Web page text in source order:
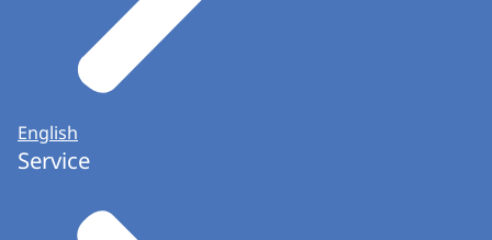
English
Service